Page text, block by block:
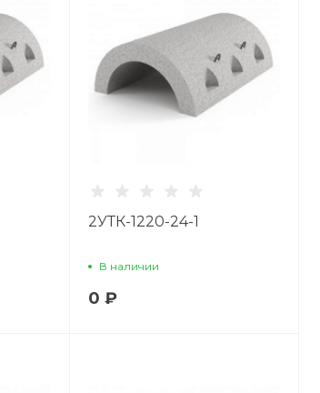
2УТК-1220-24-1
В наличии
0 ₽